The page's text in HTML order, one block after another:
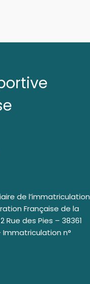
de l’immatriculation
Française de la
Rue des Pies – 38361
n°